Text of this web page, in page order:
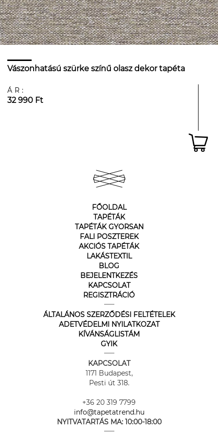
Vászonhatású szürke színű olasz dekor tapéta
ÁR:
32 990 Ft
FŐOLDAL
TAPÉTÁK
TAPÉTÁK GYORSAN
FALI POSZTEREK
AKCIÓS TAPÉTÁK
LAKÁSTEXTIL
BLOG
BEJELENTKEZÉS
KAPCSOLAT
REGISZTRÁCIÓ
ÁLTALÁNOS SZERZŐDÉSI FELTÉTELEK
ADETVÉDELMI NYILATKOZAT
KÍVÁNSÁGLISTÁM
GYIK
KAPCSOLAT
1171 Budapest,
Pesti út 318.
+36 20 319 7799
info@tapetatrend.hu
NYITVATARTÁS MA: 10:00-18:00